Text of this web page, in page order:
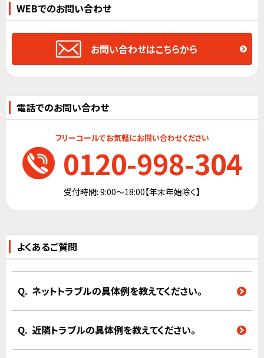
WEBでのお問い合わせ
お問い合わせはこちらから
電話でのお問い合わせ
フリーコールでお気軽にお問い合わせください
0120-998-304
受付時間: 9:00～18:00【年末年始除く】
よくあるご質問
ネットトラブルの具体例を教えてください。
近隣トラブルの具体例を教えてください。